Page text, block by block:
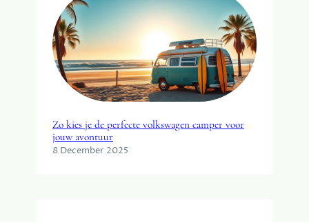
Zo kies je de perfecte volkswagen camper voor
jouw avontuur
8 December 2025